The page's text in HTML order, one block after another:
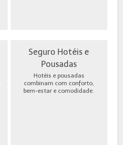
Seguro Hotéis e
Pousadas
Hotéis e pousadas
combinam com conforto,
bem-estar e comodidade.